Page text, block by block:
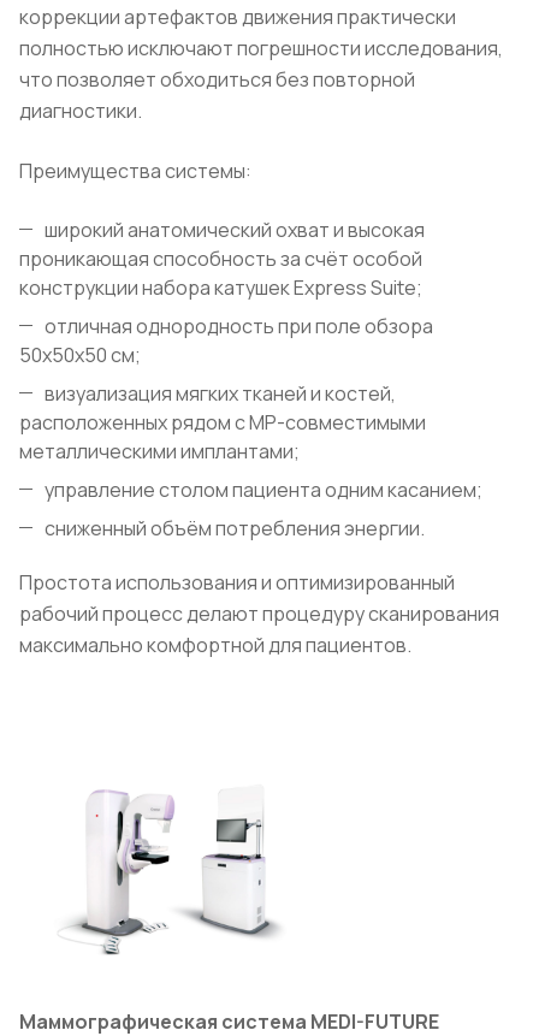
коррекции артефактов движения практически
полностью исключают погрешности исследования,
что позволяет обходиться без повторной
диагностики.
Преимущества системы:
широкий анатомический охват и высокая
проникающая способность за счёт особой
конструкции набора катушек Express Suite;
отличная однородность при поле обзора
50х50х50 см;
визуализация мягких тканей и костей,
расположенных рядом с МР-совместимыми
металлическими имплантами;
управление столом пациента одним касанием;
сниженный объём потребления энергии.
Простота использования и оптимизированный
рабочий процесс делают процедуру сканирования
максимально комфортной для пациентов.
Маммографическая система MEDI-FUTURE